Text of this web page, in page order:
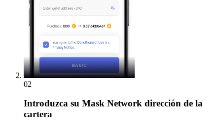
02
Introduzca su Mask Network dirección de la
cartera